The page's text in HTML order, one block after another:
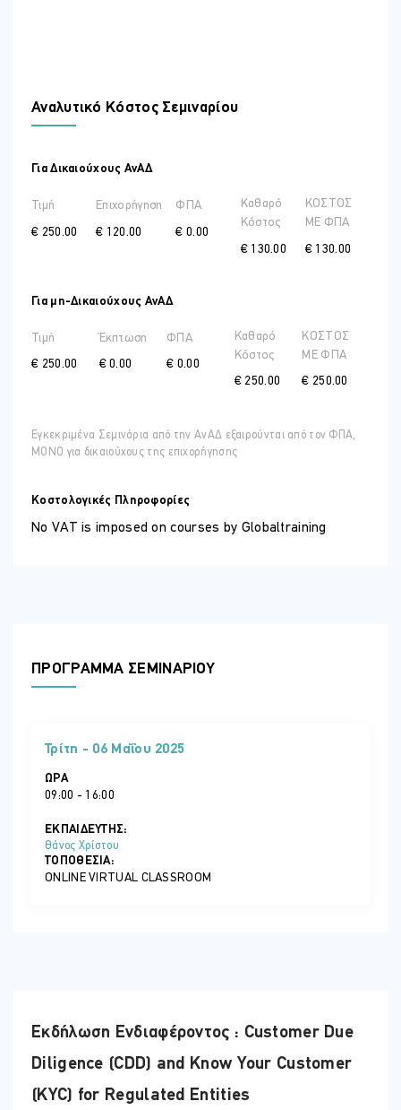
Αναλυτικό Κόστος Σεμιναρίου
Για Δικαιούχους ΑνΑΔ
Τιμή
€ 250.00
Επιχορήγηση
€ 120.00
ΦΠΑ
€ 0.00
Καθαρό
Κόστος
€ 130.00
ΚΟΣΤΟΣ
ME ΦΠΑ
€ 130.00
Για μη-Δικαιούχους ΑνΑΔ
Τιμή
€ 250.00
Έκπτωση
€ 0.00
ΦΠΑ
€ 0.00
Καθαρό
Κόστος
€ 250.00
ΚΟΣΤΟΣ
ME ΦΠΑ
€ 250.00
Εγκεκριμένα Σεμινάρια από την ΑνΑΔ εξαιρούνται από τον ΦΠΑ,
ΜΟΝΟ για δικαιούχους της επιχορήγησης
Κοστολογικές Πληροφορίες
No VAT is imposed on courses by Globaltraining
ΠΡΟΓΡΑΜΜΑ ΣΕΜΙΝΑΡΙΟΥ
Τρίτη - 06 Μαΐου 2025
ΏΡΑ
09:00 - 16:00
ΕΚΠΑΙΔΕΥΤΗΣ:
Θάνος Χρίστου
ΤΟΠΟΘΕΣΊΑ:
ONLINE VIRTUAL CLASSROOM
Εκδήλωση Ενδιαφέροντος : Customer Due
Diligence (CDD) and Know Your Customer
(KYC) for Regulated Entities